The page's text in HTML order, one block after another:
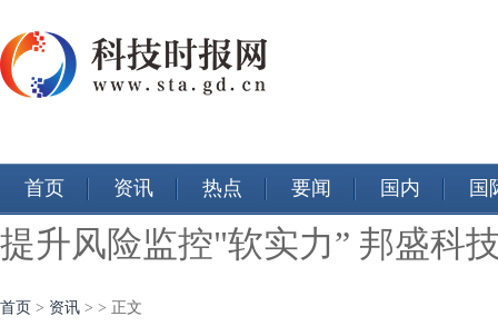
首页 资讯 热点 要闻 国内 国
提升风险监控"软实力” 邦盛科
首页 > 资讯 > > 正文